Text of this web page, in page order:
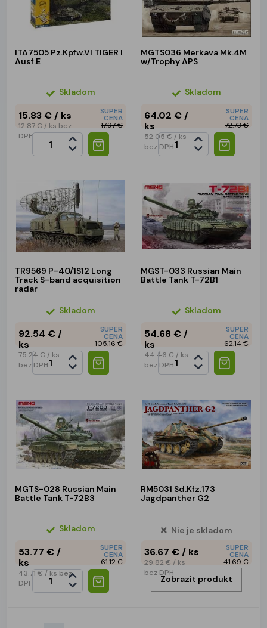
ITA7505 Pz.Kpfw.VI TIGER I
Ausf.E
Skladom
15.83 €/ ks
12.87 € / ks bez
DPH
SUPER
CENA
17.97 €
MGTS036 Merkava Mk.4M
w/Trophy APS
Skladom
64.02 €/
ks
52.05 € / ks
bez DPH
SUPER
CENA
72.73 €
TR9569 P-40/1S12 Long
Track S-band acquisition
radar
Skladom
92.54 €/
ks
75.24 € / ks
bez DPH
SUPER
CENA
105.16 €
MGST-033 Russian Main
Battle Tank T-72B1
Skladom
54.68 €/
ks
44.46 € / ks
bez DPH
SUPER
CENA
62.14 €
MGTS-028 Russian Main
Battle Tank T-72B3
Skladom
53.77 €/
ks
43.71 € / ks bez
DPH
SUPER
CENA
61.12 €
RM5031 Sd.Kfz.173
Jagdpanther G2
Nie je skladom
36.67 €/ ks
29.82 € / ks
bez DPH
SUPER
CENA
41.69 €
Zobrazit produkt